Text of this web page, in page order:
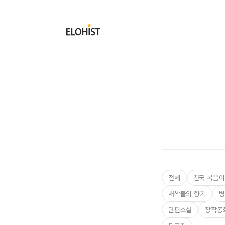
Elohist-
Home
Submit
전체
천국 복음
새싹들의 향기
단편소설
창작동